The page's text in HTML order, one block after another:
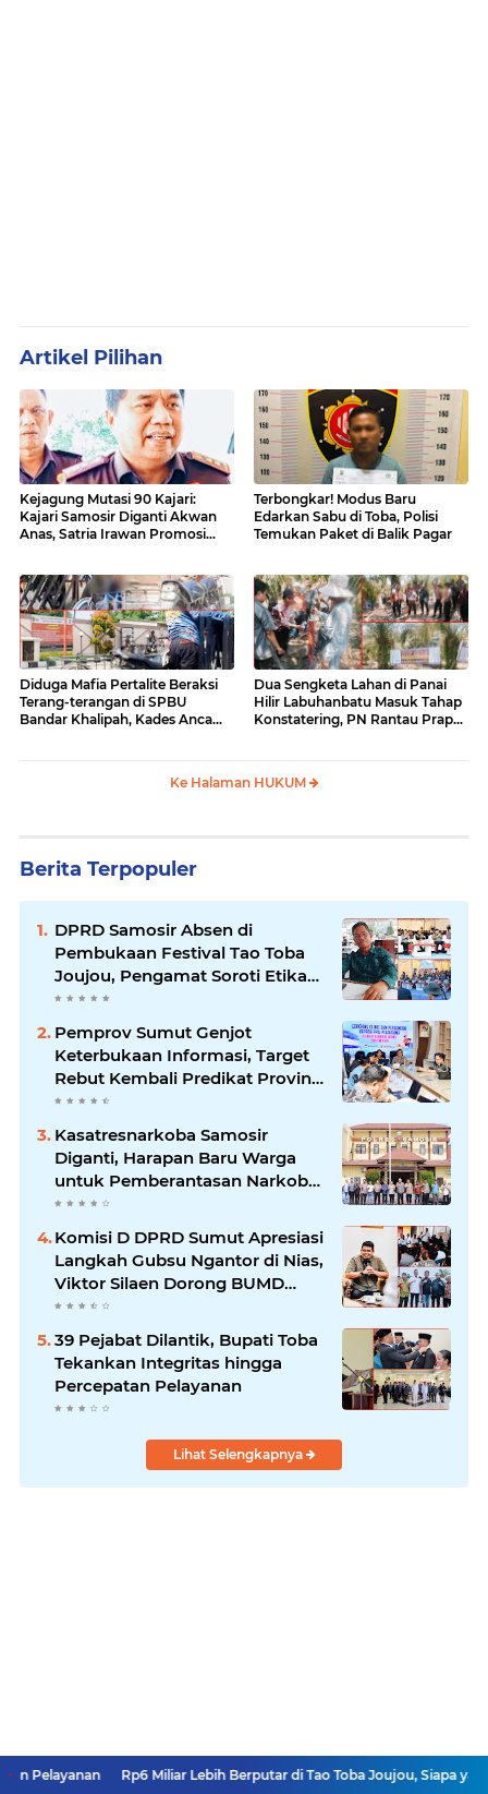
Artikel Pilihan
Kejagung Mutasi 90 Kajari:
Kajari Samosir Diganti Akwan
Anas, Satria Irawan Promosi
Terbongkar! Modus Baru
Edarkan Sabu di Toba, Polisi
Temukan Paket di Balik Pagar
Diduga Mafia Pertalite Beraksi
Terang-terangan di SPBU
Bandar Khalipah, Kades Ancam
Dua Sengketa Lahan di Panai
Hilir Labuhanbatu Masuk Tahap
Konstatering, PN Rantau Prapat
Ke Halaman HUKUM
Berita Terpopuler
DPRD Samosir Absen di
Pembukaan Festival Tao Toba
Joujou, Pengamat Soroti Etika
Birokrasi Pemkab
Pemprov Sumut Genjot
Keterbukaan Informasi, Target
Rebut Kembali Predikat Provinsi
Informatif
Kasatresnarkoba Samosir
Diganti, Harapan Baru Warga
untuk Pemberantasan Narkoba
Menguat
Komisi D DPRD Sumut Apresiasi
Langkah Gubsu Ngantor di Nias,
Viktor Silaen Dorong BUMD
Kelola Rumput Laut
39 Pejabat Dilantik, Bupati Toba
Tekankan Integritas hingga
Percepatan Pelayanan
Lihat Selengkapnya
Rp6 Miliar Lebih Berputar di Tao Toba Joujou, Siapa yang Paling